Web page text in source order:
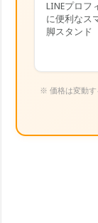
LINEプロフ
に便利なス
脚スタンド
※ 価格は変動す